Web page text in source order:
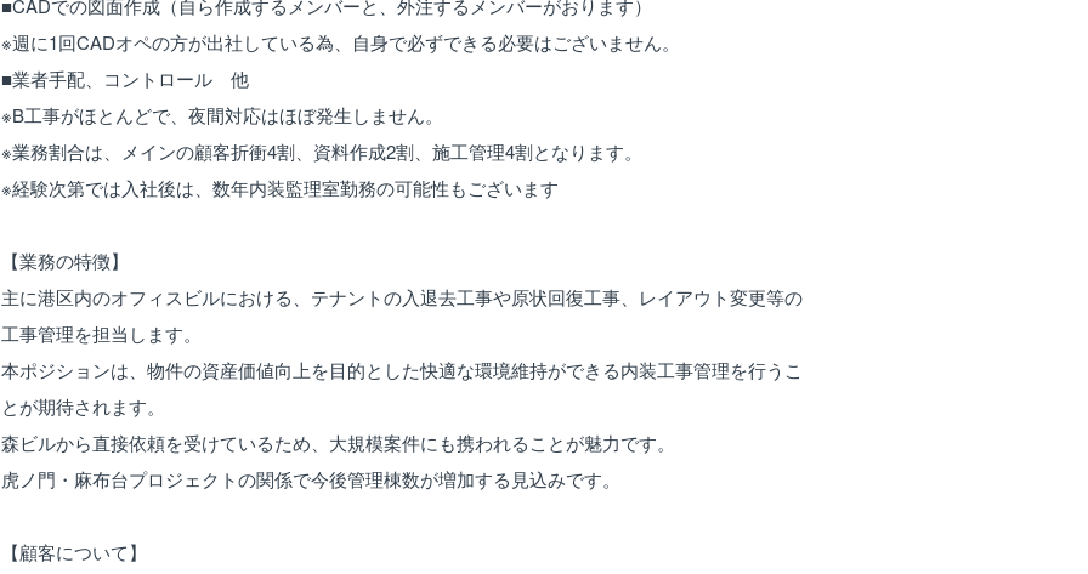
■CADでの図面作成（自ら作成するメンバーと、外注するメンバーがおります）
※週に1回CADオペの方が出社している為、自身で必ずできる必要はございません。
■業者手配、コントロール 他
※B工事がほとんどで、夜間対応はほぼ発生しません。
※業務割合は、メインの顧客折衝4割、資料作成2割、施工管理4割となります。
※経験次第では入社後は、数年内装監理室勤務の可能性もございます
【業務の特徴】
主に港区内のオフィスビルにおける、テナントの入退去工事や原状回復工事、レイアウト変更等の
工事管理を担当します。
本ポジションは、物件の資産価値向上を目的とした快適な環境維持ができる内装工事管理を行うこ
とが期待されます。
森ビルから直接依頼を受けているため、大規模案件にも携われることが魅力です。
虎ノ門・麻布台プロジェクトの関係で今後管理棟数が増加する見込みです。
【顧客について】